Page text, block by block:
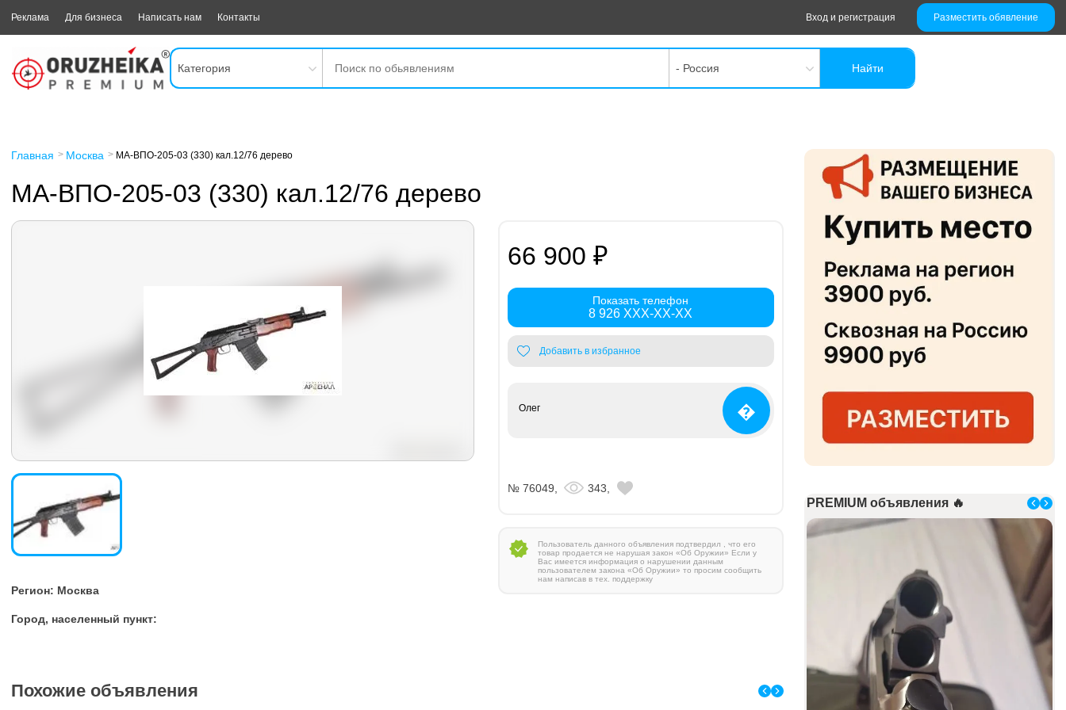
Реклама Для бизнеса Написать нам Контакты Вход и регистрация Разместить обявление
Категория - Россия Найти
Главная Москва МА-ВПО-205-03 (330) кал.12/76 дерево
МА-ВПО-205-03 (330) кал.12/76 дерево
Регион: Москва
Город, населенный пункт:
66 900 ₽
Показать телефон
8 926 XXX-XX-XX
Добавить в избранное
Олег �
№ 76049, 343,
Пользователь данного объявления подтвердил , что его
товар продается не нарушая закон «Об Оружии» Если у
Вас имеется информация о нарушении данным
пользователем закона «Об Оружии» то просим сообщить
нам написав в тех. поддержку
Похожие объявления
PREMIUM объявления 🔥